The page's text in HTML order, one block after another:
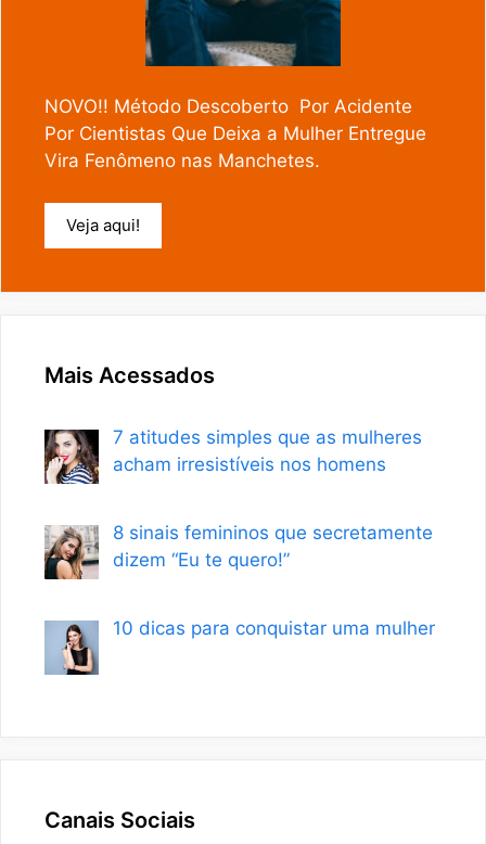
NOVO!! Método Descoberto Por Acidente
Por Cientistas Que Deixa a Mulher Entregue
Vira Fenômeno nas Manchetes.
Veja aqui!
Mais Acessados
7 atitudes simples que as mulheres
acham irresistíveis nos homens
8 sinais femininos que secretamente
dizem “Eu te quero!”
10 dicas para conquistar uma mulher
Canais Sociais